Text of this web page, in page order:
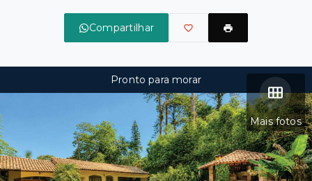
Compartilhar
Mais fotos
Pronto para morar